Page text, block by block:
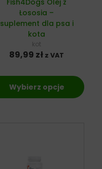
Łososia –
suplement dla psa i
kota
kot
89,99 zł z VAT
Wybierz opcje